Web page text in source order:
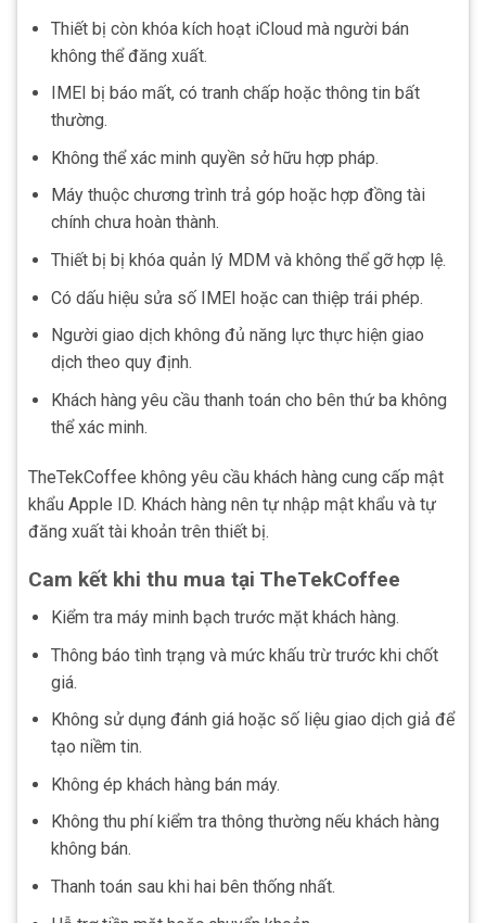
Thiết bị còn khóa kích hoạt iCloud mà người bán
không thể đăng xuất.
IMEI bị báo mất, có tranh chấp hoặc thông tin bất
thường.
Không thể xác minh quyền sở hữu hợp pháp.
Máy thuộc chương trình trả góp hoặc hợp đồng tài
chính chưa hoàn thành.
Thiết bị bị khóa quản lý MDM và không thể gỡ hợp lệ.
Có dấu hiệu sửa số IMEI hoặc can thiệp trái phép.
Người giao dịch không đủ năng lực thực hiện giao
dịch theo quy định.
Khách hàng yêu cầu thanh toán cho bên thứ ba không
thể xác minh.
TheTekCoffee không yêu cầu khách hàng cung cấp mật
khẩu Apple ID. Khách hàng nên tự nhập mật khẩu và tự
đăng xuất tài khoản trên thiết bị.
Cam kết khi thu mua tại TheTekCoffee
Kiểm tra máy minh bạch trước mặt khách hàng.
Thông báo tình trạng và mức khấu trừ trước khi chốt
giá.
Không sử dụng đánh giá hoặc số liệu giao dịch giả để
tạo niềm tin.
Không ép khách hàng bán máy.
Không thu phí kiểm tra thông thường nếu khách hàng
không bán.
Thanh toán sau khi hai bên thống nhất.